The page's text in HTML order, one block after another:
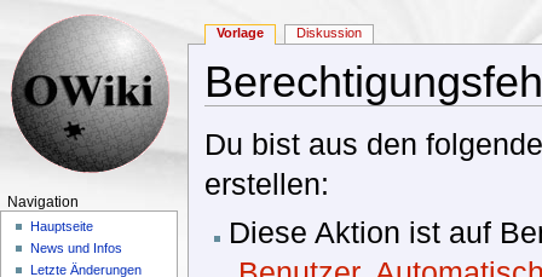
Du bist aus den
erstellen:
Diese Aktion ist auf
Vorlage Diskussion
Navigation
Hauptseite
News und Infos
Letzte Änderungen